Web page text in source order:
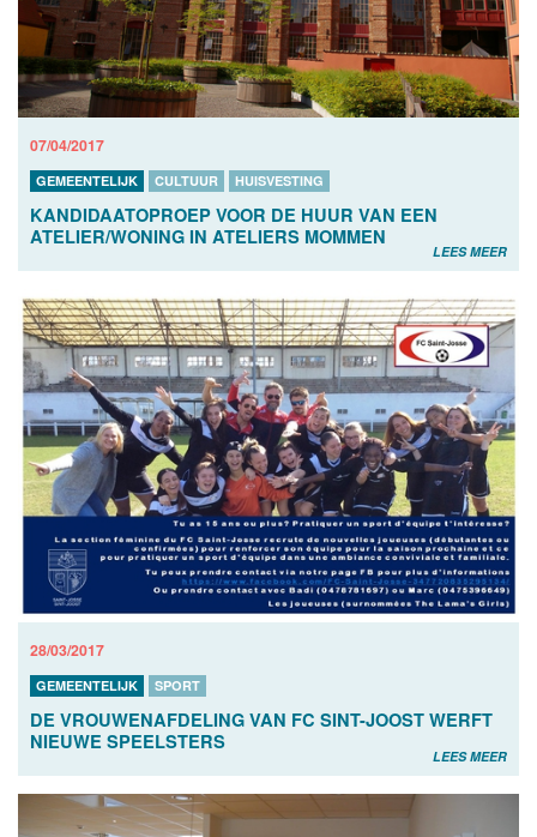
07/04/2017
GEMEENTELIJK CULTUUR HUISVESTING
KANDIDAATOPROEP VOOR DE HUUR VAN EEN
ATELIER/WONING IN ATELIERS MOMMEN
LEES MEER
28/03/2017
GEMEENTELIJK SPORT
DE VROUWENAFDELING VAN FC SINT-JOOST WERFT
NIEUWE SPEELSTERS
LEES MEER